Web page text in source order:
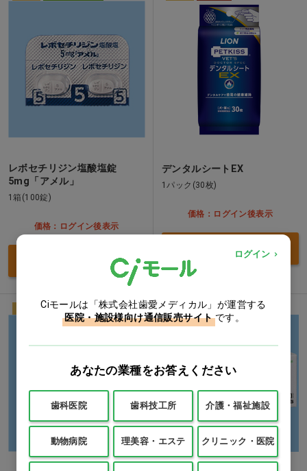
レボセチリジン塩酸塩錠
5mg「アメル」
1箱(100錠)
価格：ログイン後表示
デンタルシートEX
1パック(30枚)
価格：ログイン後表示
買い物カゴ
動物用 NEW 動物用
ログイン
Ciモールは「株式会社歯愛メディカル」が運営する
医院・施設様向け通信販売サイト です。
あなたの業種をお答えください
歯科医院 歯科技工所 介護・福祉施設
動物病院 理美容・エステ クリニック・医院